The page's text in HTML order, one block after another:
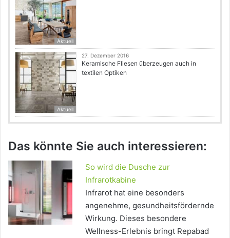
Aktuell
Aktuell
27. Dezember 2016
Keramische Fliesen überzeugen auch in
textilen Optiken
Das könnte Sie auch interessieren:
So wird die Dusche zur
Infrarotkabine
Infrarot hat eine besonders
angenehme, gesundheitsfördernde
Wirkung. Dieses besondere
Wellness-Erlebnis bringt Repabad